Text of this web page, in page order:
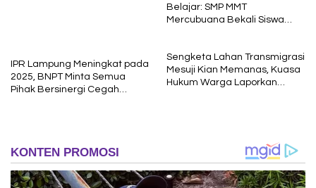
Belajar: SMP MMT
Mercubuana Bekali Siswa
IPR Lampung Meningkat pada
2025, BNPT Minta Semua
Pihak Bersinergi Cegah
Sengketa Lahan Transmigrasi
Mesuji Kian Memanas, Kuasa
Hukum Warga Laporkan